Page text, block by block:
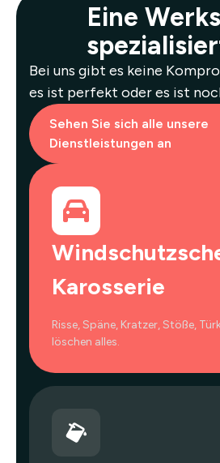
Eine
Bei uns gibt es keine
es ist perfekt oder es ist
Sehen Sie sich alle unsere
Dienstleistungen an
Karosserie
Risse, Späne, Kratzer, Stöße,
löschen alles.